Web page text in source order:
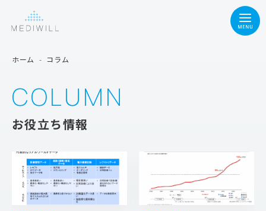
ホーム - コラム
COLUMN
お役立ち情報